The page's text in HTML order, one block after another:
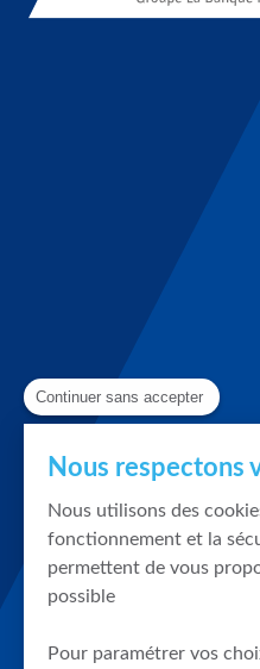
Continuer sans accepter
Nous respectons
Nous utilisons des
fonctionnement et la
permettent de vous
possible
Pour paramétrer vos